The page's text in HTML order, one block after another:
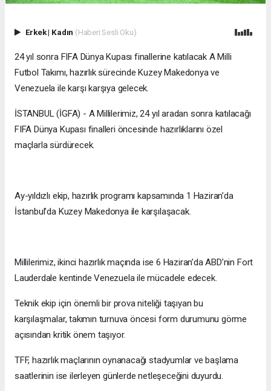
Erkek| Kadın (Haberi Sesli Oku)
24 yıl sonra FIFA Dünya Kupası finallerine katılacak A Milli
Futbol Takımı, hazırlık sürecinde Kuzey Makedonya ve
Venezuela ile karşı karşıya gelecek.
İSTANBUL (İGFA) - A Millilerimiz, 24 yıl aradan sonra katılacağı
FIFA Dünya Kupası finalleri öncesinde hazırlıklarını özel
maçlarla sürdürecek.
Ay-yıldızlı ekip, hazırlık programı kapsamında 1 Haziran’da
İstanbul’da Kuzey Makedonya ile karşılaşacak.
Millilerimiz, ikinci hazırlık maçında ise 6 Haziran’da ABD’nin Fort
Lauderdale kentinde Venezuela ile mücadele edecek.
Teknik ekip için önemli bir prova niteliği taşıyan bu
karşılaşmalar, takımın turnuva öncesi form durumunu görme
açısından kritik önem taşıyor.
TFF, hazırlık maçlarının oynanacağı stadyumlar ve başlama
saatlerinin ise ilerleyen günlerde netleşeceğini duyurdu.